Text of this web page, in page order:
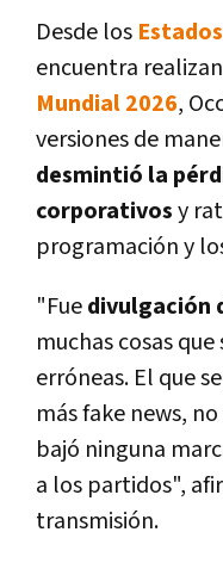
Desde los
encuentra
Mundial 2026,
versiones de
desmintió la
corporativosy
programación y
"Fuedivulgación
muchas cosas
erróneas. El que
más fake news,
bajó ninguna
a los partidos",
transmisión.